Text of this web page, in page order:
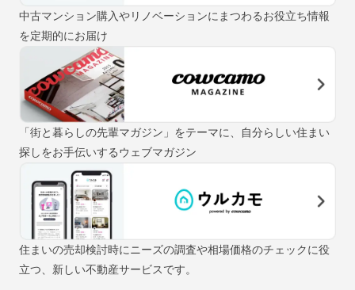
中古マンション購入やリノベーションにまつわるお役立ち情報
を定期的にお届け
「街と暮らしの先輩マガジン」をテーマに、自分らしい住まい
探しをお手伝いするウェブマガジン
住まいの売却検討時にニーズの調査や相場価格のチェックに役
立つ、新しい不動産サービスです。